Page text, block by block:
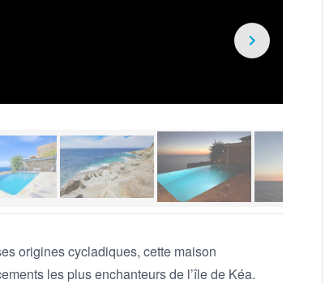
origines cycladiques, cette maison
les plus enchanteurs de l’île de Kéa.